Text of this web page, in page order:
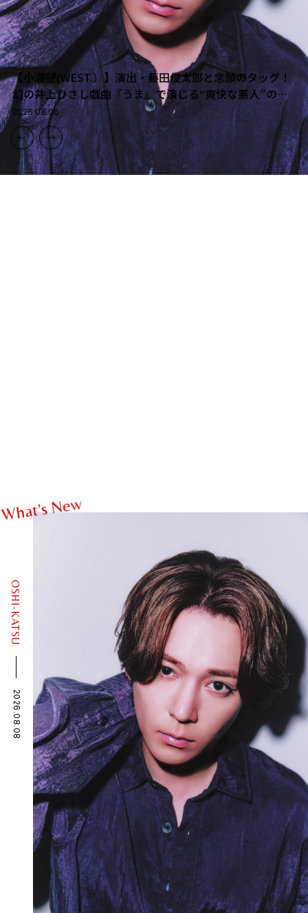
MAI SHIRAISHI
FASHION
【白石麻衣】夏の装いをモードに昇華する 品格を
纏うメゾンジュエリー
MOOMIN
LIFESTYLE
【インレッド8月・9月合併号】1〜2泊の旅行に大
活躍！ムーミンのボストンバッグ付録
MOOMIN
LIFESTYLE
可愛くて実用的！インレッド8月・9月合併号増刊
「ムーミンのポーチ3点セット」が手放せなくな
る活用術
KANAKO MOMOTA
BEAUTY
【百田夏菜子さんが魅せる！】シアートップス×
透明感メイクで作る「大人の垢抜け」の正解
Takuya Kusakawa
OSHI-KATSU
【草川拓弥】M!LK山中柔太朗は「昔から慕ってく
れてうれしい」Da-iCE和田颯とは古着屋へ！華麗
な交友関係に迫る
FASHION
高機能服で軽やかに余裕顔♡【ファッションとス
ポーツのいいとこどりコラボ】を狙う！
YUKI YOKOHARA
OSHI-KATSU
【インタビュー】IMP.横原悠毅のプライベートに
迫る！芸人仲間との秘話からメンバーとの「食事
に行かない」宣言まで
ROIROM
OSHI-KATSU
【ROIROM】「デビュー曲は僕たちの覚悟と決意
表明」『CLASSIC WAVE』に込めた強固な意思
と、cHaRmへの熱い想いを二人が語る
MAI SHIRAISHI
FASHION
【白石麻衣】夏の装いをモードに昇華する 品格を
纏うメゾンジュエリー
MOOMIN
LIFESTYLE
【インレッド8月・9月合併号】1〜2泊の旅行に大
活躍！ムーミンのボストンバッグ付録
MOOMIN
LIFESTYLE
可愛くて実用的！インレッド8月・9月合併号増刊
「ムーミンのポーチ3点セット」が手放せなくな
る活用術
KANAKO MOMOTA
BEAUTY
【百田夏菜子さんが魅せる！】シアートップス×
透明感メイクで作る「大人の垢抜け」の正解
Takuya Kusakawa
OSHI-KATSU
【草川拓弥】M!LK山中柔太朗は「昔から慕ってく
れてうれしい」Da-iCE和田颯とは古着屋へ！華麗
な交友関係に迫る
FASHION
高機能服で軽やかに余裕顔♡【ファッションとス
ポーツのいいとこどりコラボ】を狙う！
YUKI YOKOHARA
OSHI-KATSU
【インタビュー】IMP.横原悠毅のプライベートに
迫る！芸人仲間との秘話からメンバーとの「食事
に行かない」宣言まで
ROIROM
OSHI-KATSU
【ROIROM】「デビュー曲は僕たちの覚悟と決意
表明」『CLASSIC WAVE』に込めた強固な意思
と、cHaRmへの熱い想いを二人が語る
MAI SHIRAISHI
FASHION
【白石麻衣】夏の装いをモードに昇華する 品格を
纏うメゾンジュエリー
MOOMIN
LIFESTYLE
【インレッド8月・9月合併号】1〜2泊の旅行に大
活躍！ムーミンのボストンバッグ付録
MOOMIN
LIFESTYLE
可愛くて実用的！インレッド8月・9月合併号増刊
「ムーミンのポーチ3点セット」が手放せなくな
る活用術
KANAKO MOMOTA
BEAUTY
【百田夏菜子さんが魅せる！】シアートップス×
透明感メイクで作る「大人の垢抜け」の正解
Takuya Kusakawa
OSHI-KATSU
【草川拓弥】M!LK山中柔太朗は「昔から慕ってく
れてうれしい」Da-iCE和田颯とは古着屋へ！華麗
な交友関係に迫る
FASHION
高機能服で軽やかに余裕顔♡【ファッションとス
ポーツのいいとこどりコラボ】を狙う！
YUKI YOKOHARA
OSHI-KATSU
【インタビュー】IMP.横原悠毅のプライベートに
迫る！芸人仲間との秘話からメンバーとの「食事
に行かない」宣言まで
ROIROM
OSHI-KATSU
【ROIROM】「デビュー曲は僕たちの覚悟と決意
表明」『CLASSIC WAVE』に込めた強固な意思
と、cHaRmへの熱い想いを二人が語る
【小瀧望(WEST.）】演出・藤田俊太郎と念願のタッグ！
幻の井上ひさし戯曲『うま』で演じる“爽快な悪人”の魅
力とは
2026.08.06
07 10
What’sNew
OSHI-KATSU
2026.08.08